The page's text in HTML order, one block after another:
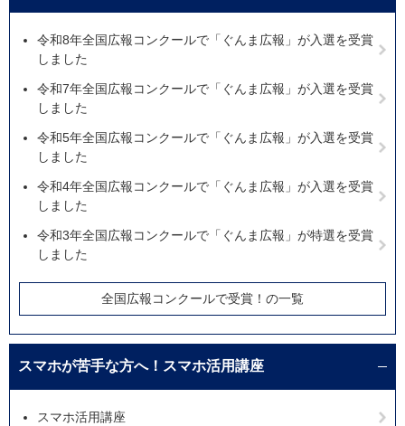
令和8年全国広報コンクールで「ぐんま広報」が入選を受賞
しました
令和7年全国広報コンクールで「ぐんま広報」が入選を受賞
しました
令和5年全国広報コンクールで「ぐんま広報」が入選を受賞
しました
令和4年全国広報コンクールで「ぐんま広報」が入選を受賞
しました
令和3年全国広報コンクールで「ぐんま広報」が特選を受賞
しました
全国広報コンクールで受賞！の一覧
スマホが苦手な方へ！スマホ活用講座
スマホ活用講座